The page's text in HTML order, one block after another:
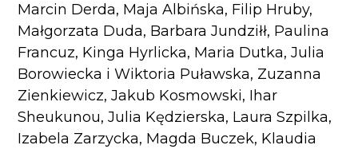
Marcin Derda, Maja Albińska, Filip Hruby,
Małgorzata Duda, Barbara Jundziłł, Paulina
Francuz, Kinga Hyrlicka, Maria Dutka, Julia
Borowiecka i Wiktoria Puławska, Zuzanna
Zienkiewicz, Jakub Kosmowski, Ihar
Sheukunou, Julia Kędzierska, Laura Szpilka,
Izabela Zarzycka, Magda Buczek, Klaudia